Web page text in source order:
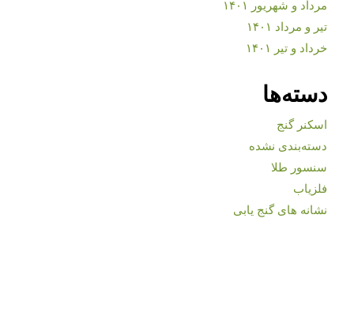
مرداد و شهریور ۱۴۰۱
تیر و مرداد ۱۴۰۱
خرداد و تیر ۱۴۰۱
دسته‌ها
اسکنر گنج
دسته‌بندی نشده
سنسور طلا
فلزیاب
نشانه های گنج یابی